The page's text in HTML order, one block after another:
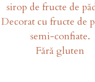
sirop de fructe de
Decorat cu fructe de
semi-confiate.
Fără gluten